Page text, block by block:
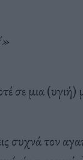
σε μια
συχνά τον